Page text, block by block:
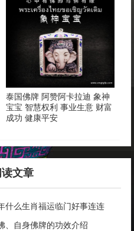
泰国佛牌 阿赞阿卡拉迪 象神
宝宝 智慧权利 事业生意 财富
成功 健康平安
文章
什么生肖福运临门好事连连
、自身佛牌的功效介绍